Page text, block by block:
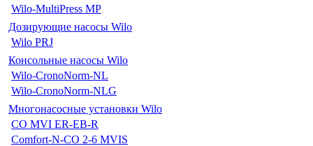
Wilo-MultiPress MP
Дозирующие насосы Wilo
Wilo PRJ
Консольные насосы Wilo
Wilo-CronoNorm-NL
Wilo-CronoNorm-NLG
Многонасосные установки Wilo
CO MVI ER-EB-R
Comfort-N-CO 2-6 MVIS